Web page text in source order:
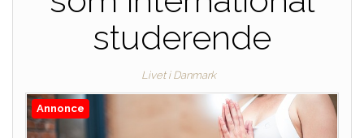
studerende
Livet i Danmark
Annonce